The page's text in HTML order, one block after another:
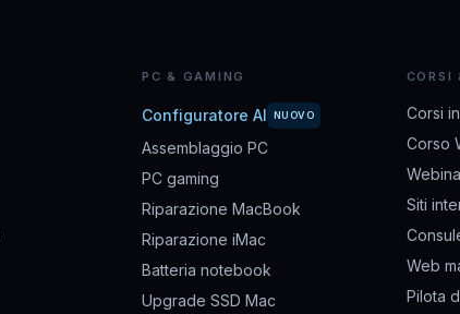
PC & GAMING
Configuratore AI NUOVO
Assemblaggio PC
PC gaming
Riparazione MacBook
Riparazione iMac
Batteria notebook
Upgrade SSD Mac
CORSI
Corsi
Corso
Siti
Web
Pilota